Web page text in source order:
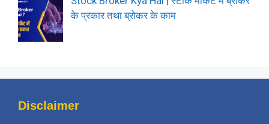
के प्रकार तथा ब्रोकर के काम
Disclaimer